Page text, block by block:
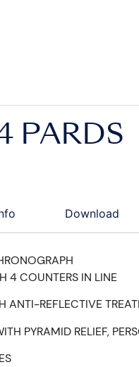
PARDS
Download
4 COUNTERS IN LINE
ANTI-REFLECTIVE
PYRAMID RELIEF,